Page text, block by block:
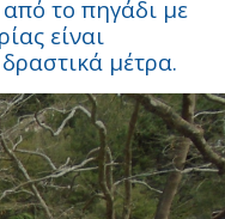
το πηγάδι με
είναι
μέτρα.